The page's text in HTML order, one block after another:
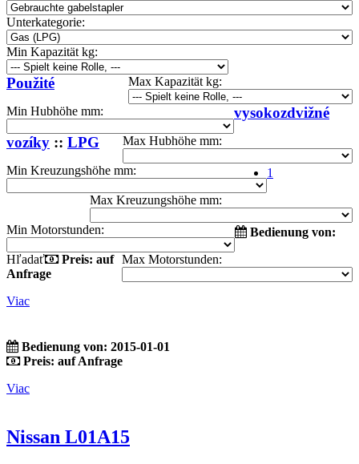
Unterkategorie:
Min Kapazität kg:
Max Kapazität kg:
Min Hubhöhe mm:
Max Hubhöhe mm:
Min Kreuzungshöhe mm:
Max Kreuzungshöhe mm:
Min Motorstunden:
Max Motorstunden:
Hľadať
Použité
vysokozdvižné
vozíky :: LPG
1
Bedienung von:
Preis: auf
Anfrage
Viac
Bedienung von: 2015-01-01
Preis: auf Anfrage
Viac
Nissan L01A15